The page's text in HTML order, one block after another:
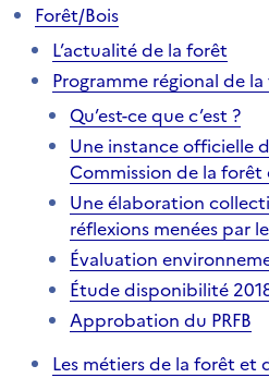
Forêt/Bois
L’actualité de la forêt
Programme régional de
Qu’est-ce que c’est ?
Une instance officielle
Commission de la
Une élaboration
réflexions menées par
Évaluation
Étude disponibilité
Approbation du PRFB
Les métiers de la forêt et